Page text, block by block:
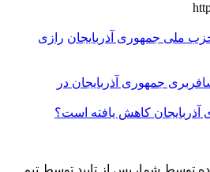
ملی جمهوری آذربایجان رازی
جمهوری آذربایجان در
آذربایجان کاهش یافته است؟